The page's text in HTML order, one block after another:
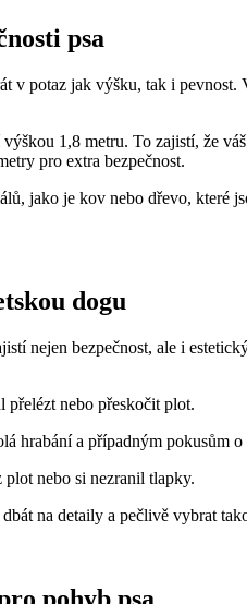
psa
v potaz jak výšku, tak i
1,8 metru. To zajistí, že
pro extra bezpečnost.
jako je kov nebo dřevo, které
dogu
nejen bezpečnost, ale i
přelézt nebo přeskočit plot.
hrabání a případným pokusům
plot nebo si nezranil tlapky.
na detaily a pečlivě vybrat
pohyb psa